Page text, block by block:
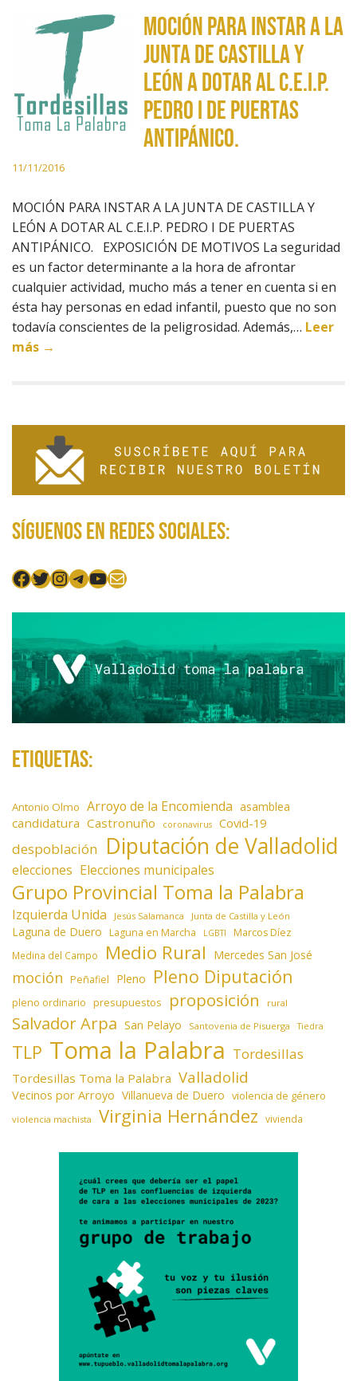
MOCIÓN PARA INSTAR A LA
JUNTA DE CASTILLA Y
LEÓN A DOTAR AL C.E.I.P.
PEDRO I DE PUERTAS
ANTIPÁNICO.
11/11/2016
MOCIÓN PARA INSTAR A LA JUNTA DE CASTILLA Y
LEÓN A DOTAR AL C.E.I.P. PEDRO I DE PUERTAS
ANTIPÁNICO. EXPOSICIÓN DE MOTIVOS La seguridad
es un factor determinante a la hora de afrontar
cualquier actividad, mucho más a tener en cuenta si en
ésta hay personas en edad infantil, puesto que no son
todavía conscientes de la peligrosidad. Además,… Leer
más →
Síguenos en redes sociales:
Facebook
Twitter
Instagram
Telegram
YouTube
Mail
Etiquetas:
Antonio Olmo Arroyo de la Encomienda asamblea
candidatura Castronuño coronavirus Covid-19
despoblación Diputación de Valladolid
elecciones Elecciones municipales
Grupo Provincial Toma la Palabra
Izquierda Unida Jesús Salamanca Junta de Castilla y León
Laguna de Duero Laguna en Marcha LGBTI Marcos Díez
Medina del Campo Medio Rural Mercedes San José
moción Peñafiel Pleno Pleno Diputación
pleno ordinario presupuestos proposición rural
Salvador Arpa San Pelayo Santovenia de Pisuerga Tiedra
TLP Toma la Palabra Tordesillas
Tordesillas Toma la Palabra Valladolid
Vecinos por Arroyo Villanueva de Duero violencia de género
violencia machista Virginia Hernández vivienda